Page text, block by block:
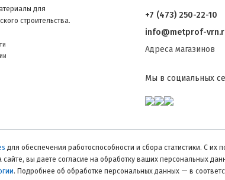
для
строительства.
+7 (473) 250-22-10
info@metprof-
Адреса магазинов
Мы в социальных
для обеспечения работоспособности и сбора статистики. С
сайте, вы даете согласие на обработку ваших персональных
. Подробнее об обработке персональных данных — в